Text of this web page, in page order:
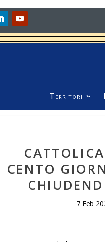
Territori
CENTO
7 Feb